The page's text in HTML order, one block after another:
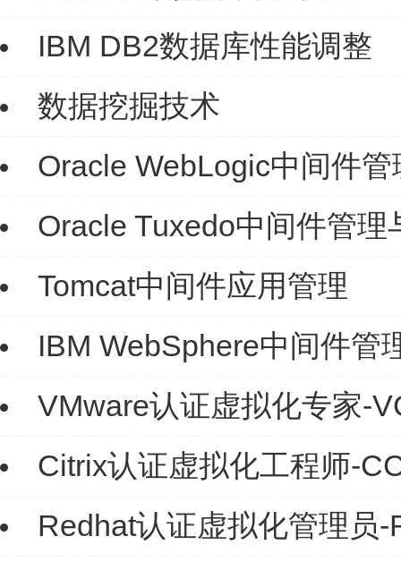
IBM DB2数据库性能调整
数据挖掘技术
Oracle WebLogic中间件
Oracle Tuxedo中间件管理
Tomcat中间件应用管理
IBM WebSphere中间件管
VMware认证虚拟化专家-
Citrix认证虚拟化工程师-
Redhat认证虚拟化管理员-